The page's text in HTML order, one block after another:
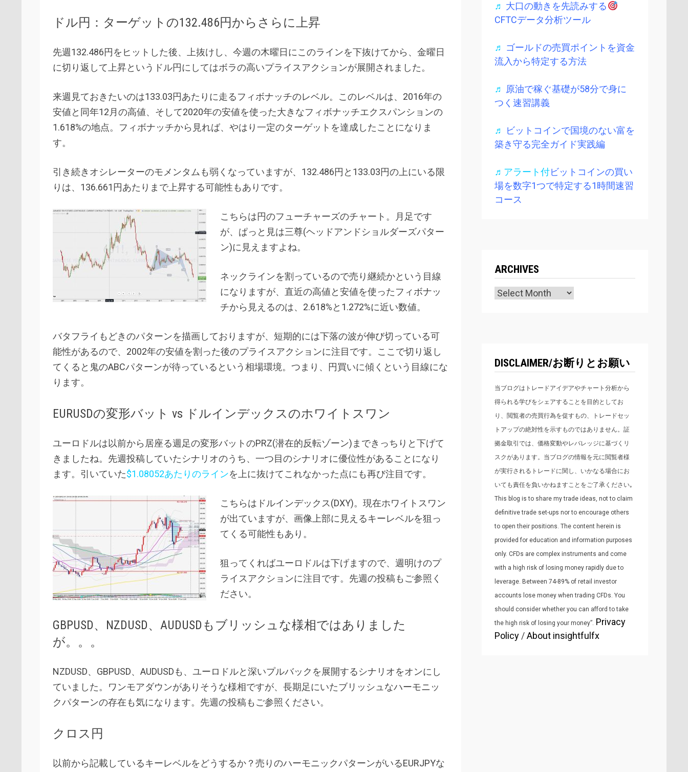
ドル円：ターゲットの132.486円からさらに上昇
先週132.486円をヒットした後、上抜けし、今週の木曜日にこのラインを下抜けてから、金曜日
に切り返して上昇というドル円にしてはボラの高いプライスアクションが展開されました。
来週見ておきたいのは133.03円あたりに走るフィボナッチのレベル。このレベルは、2016年の
安値と同年12月の高値、そして2020年の安値を使った大きなフィボナッチエクスパンションの
1.618%の地点。フィボナッチから見れば、やはり一定のターゲットを達成したことになりま
す。
引き続きオシレーターのモメンタムも弱くなっていますが、132.486円と133.03円の上にいる限
りは、136.661円あたりまで上昇する可能性もありです。
こちらは円のフューチャーズのチャート。月足です
が、ぱっと見は三尊(ヘッドアンドショルダーズパター
ン)に見えますよね。
ネックラインを割っているので売り継続かという目線
になりますが、直近の高値と安値を使ったフィボナッ
チから見えるのは、2.618%と1.272%に近い数値。
バタフライもどきのパターンを描画しておりますが、短期的には下落の波が伸び切っている可
能性があるので、2002年の安値を割った後のプライスアクションに注目です。ここで切り返し
てくると鬼のABCパターンが待っているという相場環境。つまり、円買いに傾くという目線にな
ります。
EURUSDの変形バット vs ドルインデックスのホワイトスワン
ユーロドルは以前から居座る週足の変形バットのPRZ(潜在的反転ゾーン)まできっちりと下げて
きましたね。先週投稿していたシナリオのうち、一つ目のシナリオに優位性があることになり
ます。引いていた$1.08052あたりのラインを上に抜けてこれなかった点にも再び注目です。
こちらはドルインデックス(DXY)。現在ホワイトスワン
が出ていますが、画像上部に見えるキーレベルを狙っ
てくる可能性もあり。
狙ってくればユーロドルは下げますので、週明けのプ
ライスアクションに注目です。先週の投稿もご参照く
ださい。
GBPUSD、NZDUSD、AUDUSDもブリッシュな様相ではありました
が。。。
NZDUSD、GBPUSD、AUDUSDも、ユーロドルと深いプルバックを展開するシナリオをオンにし
ていました。ワンモアダウンがありそうな様相ですが、長期足にいたブリッシュなハーモニッ
クパターンの存在も気になります。先週の投稿もご参照ください。
クロス円
以前から記載しているキーレベルをどうするか？売りのハーモニックパターンがいるEURJPYな
♬ 大口の動きを先読みする
CFTCデータ分析ツール
♬ ゴールドの売買ポイントを資金
流入から特定する方法
♬ 原油で稼ぐ基礎が58分で身に
つく速習講義
♬
ビットコインで国境のない富を
築き守る完全ガイド実践編
♬アラート付ビットコインの買い
場を数字1つで特定する1時間速習
コース
ARCHIVES
Archives
DISCLAIMER/お断りとお願い
当ブログはトレードアイデアやチャート分析から
得られる学びをシェアすることを目的としてお
り、閲覧者の売買行為を促すもの、トレードセッ
トアップの絶対性を示すものではありません。証
拠金取引では、価格変動やレバレッジに基づくリ
スクがあります。当ブログの情報を元に閲覧者様
が実行されるトレードに関し、いかなる場合にお
いても責任を負いかねますことをご了承ください｡
This blog is to share my trade ideas, not to claim
definitive trade set-ups nor to encourage others
to open their positions. The content herein is
provided for education and information purposes
only. CFDs are complex instruments and come
with a high risk of losing money rapidly due to
leverage. Between 74-89% of retail investor
accounts lose money when trading CFDs. You
should consider whether you can afford to take
the high risk of losing your money”. Privacy
Policy /About insightfulfx